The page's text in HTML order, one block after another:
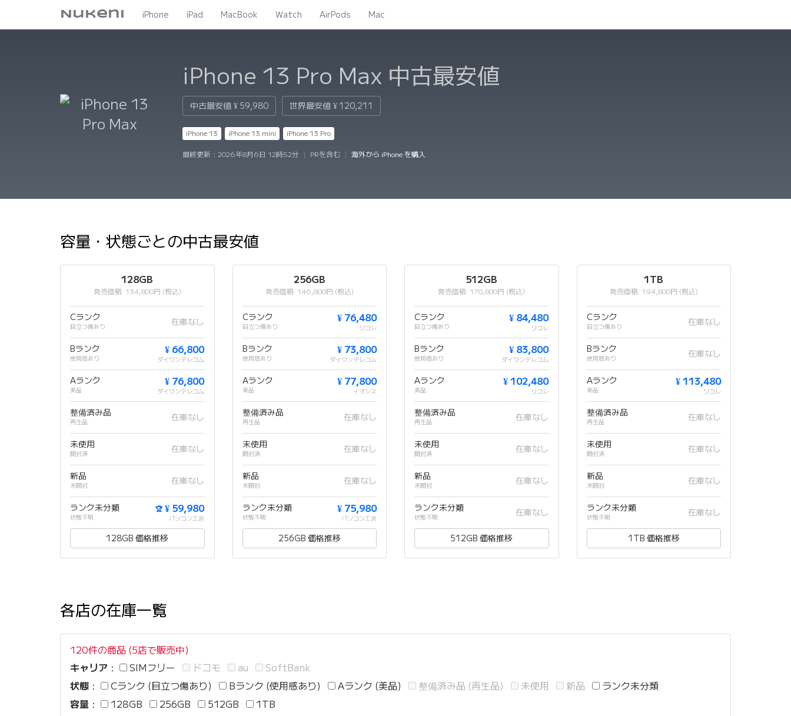
Nukeni iPhone iPad MacBook Watch AirPods Mac
iPhone 13 Pro Max 中古最安値
中古最安値 ¥ 59,980 世界最安値 ¥ 120,211
iPhone 13 iPhone 13 mini iPhone 13 Pro
最終更新： 2026年8月6日 12時52分 PRを含む 海外から iPhone を購入
容量・状態ごとの中古最安値
128GB
発売価格: 134,800円 (税込)
Cランク
目立つ傷あり 在庫なし
Bランク
使用感あり
¥ 66,800
ダイワンテレコム
Aランク
美品
¥ 76,800
ダイワンテレコム
整備済み品
再生品 在庫なし
未使用
開封済 在庫なし
新品
未開封 在庫なし
ランク未分類
状態不明
🏆 ¥ 59,980
パソコン工房
128GB 価格推移
256GB
発売価格: 146,800円 (税込)
Cランク
目立つ傷あり
¥ 76,480
リコレ
Bランク
使用感あり
¥ 73,800
ダイワンテレコム
Aランク
美品
¥ 77,800
イオシス
整備済み品
再生品 在庫なし
未使用
開封済 在庫なし
新品
未開封 在庫なし
ランク未分類
状態不明
¥ 75,980
パソコン工房
256GB 価格推移
512GB
発売価格: 170,800円 (税込)
Cランク
目立つ傷あり
¥ 84,480
リコレ
Bランク
使用感あり
¥ 83,800
ダイワンテレコム
Aランク
美品
¥ 102,480
リコレ
整備済み品
再生品 在庫なし
未使用
開封済 在庫なし
新品
未開封 在庫なし
ランク未分類
状態不明 在庫なし
512GB 価格推移
1TB
発売価格: 194,800円 (税込)
Cランク
目立つ傷あり 在庫なし
Bランク
使用感あり 在庫なし
Aランク
美品
¥ 113,480
リコレ
整備済み品
再生品 在庫なし
未使用
開封済 在庫なし
新品
未開封 在庫なし
ランク未分類
状態不明 在庫なし
1TB 価格推移
各店の在庫一覧
120件の商品 (5店で販売中)
キャリア ： SIMフリー ドコモ au
SoftBank
状態 ： Cランク (目立つ傷あり) Bランク (使用感あり) Aランク (美品) 整備済み品 (再生品) 未使用 新品
ランク未分類
容量 ： 128GB 256GB 512GB
1TB